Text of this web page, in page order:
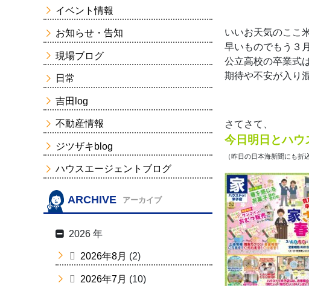
いいお天気のここ
早いものでもう３
公立高校の卒業式
期待や不安が入り
さてさて、
今日明日とハウ
（昨日の日本海新聞にも
イベント情報
お知らせ・告知
現場ブログ
日常
吉田log
不動産情報
ジツザキblog
ハウスエージェントブログ
ARCHIVE アーカイブ
2026 年
2026年8月 (2)
2026年7月 (10)